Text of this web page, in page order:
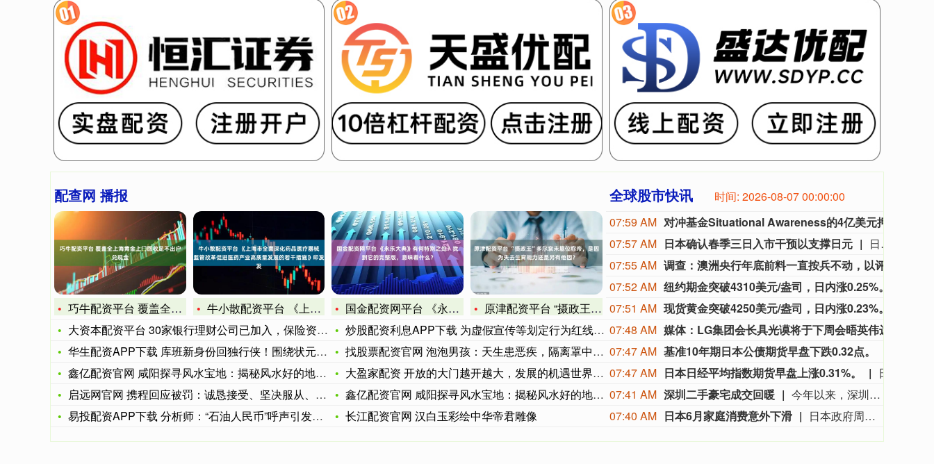
配查网 播报
巧牛配资平台 覆盖全上海黄金上门回收足不出户兑现金
牛小散配资平台 《上海市全面深化药品医疗器械监管改革促进医药
大资本配资平台 30家银行理财公司已加入，保险资管业协会更名
华生配资APP下载 库班新身份回独行侠！围绕状元重建，2大球
鑫亿配资官网 咸阳探寻风水宝地：揭秘风水好的地方，盘点藏风聚
启远网官网 携程回应被罚：诚恳接受、坚决服从、逐项推进、落实
易投配资APP下载 分析师：“石油人民币”呼声引发辩论，美元
国金配资网平台 《永乐大典》有何特别之处？找到它的完整版，意
原津配资平台 “摄政王”多尔衮未篡位称帝，是因为失去生育能力
炒股配资利息APP下载 为虚假宣传等划定行为红线，直播电商监
找股票配资官网 泡泡男孩：天生患恶疾，隔离罩中生活12年，死
大盈家配资 开放的大门越开越大，发展的机遇世界共享
鑫亿配资官网 咸阳探寻风水宝地：揭秘风水好的地方，盘点藏风聚
长江配资官网 汉白玉彩绘中华帝君雕像
全球股市快讯 时间: 2026-08-07 00:00:01
07:59 AM
07:57 AM 日本确认春季三日入市干预以支撑日元
日本表示，在春季黄金周假期期间曾三度干预汇市托举日元。本次操作跳出近期的“双轮干预”模式，额外增加一轮干预，意在最大限度对投资者形成心理震慑。日本财务省周五发布截至6月当季的每日干预数据显示，东京当局分别于4月30日、5月4日、5月6日买入日元。官方数据显示，三次干预投入规模依次为6.28万亿日元、7800亿日元、4.68万亿日元，创下日本为护盘日元进行汇市干预的历史最高规模。报告证实，尽管该时段内日元盘中至少出现五次大幅拉升，但除上述三日之外，并未开展其他平滑汇率操作。5月末的官方数据已显示，日本在此期间创下单月11.73万亿日元的干预投入纪录，部分资金或通过抛售包括美债在内的境外证券筹措。此前市场统计两次明确干预的资金规模，尚有约1.6万亿日元缺口，当时便预示存在第三次入市干预的可能性。
07:55 AM
07:52 AM
07:51 AM
07:48 AM
07:47 AM 基准10年期日本公债期货早盘下跌0.32点。
07:47 AM 日本日经平均指数期货早盘上涨0.31%。
07:41 AM 深圳二手豪宅成交回暖
今年以来，深圳豪宅市场热度持续攀升。除了多个豪宅新房项目持续热销，二手房市场上的豪宅成交也明显回暖。深圳贝壳研究院监测显示，7月总价1500万元以上二手豪宅签约量同比增长11%，达到近6年来的峰值。与此同时，总价千万级二手房成交均价为101504元/平方米，环比上涨5.7%，同比上涨8.4%。深圳贝壳研究院院长肖小平指出，深圳楼市“4·29新政”降低核心区购房门槛后，本地高净值家庭置换需求及外地资产配置客群入场增加，推动南山、福田核心区域高端物业成交持续升温，价格稳步抬升。另据深圳贝壳研究院的监测，今年前7个月深圳二手房成交42323套，与去年同期相比增长5.4%，创下近６年同期新高。不过，记者采访发现，在以刚需为主的二手房片区，“以价换量”仍是市场的主流。
07:40 AM 日本6月家庭消费意外下滑 日本政府周五公布数据显示，6月家庭消费同比意外走低，连续第七个月出现下降。日本总务省数据显示，家庭消费支出同比下降3.3%，市场预期中值为增长1%。经季节调整后，家庭消费环比下降6.4%，而市场预估为下降3.1%。该指标将成为日本央行考量最早于9月是否加息的重要参考依据。日本厚生劳动省本周公布的数据显示，6月实际工资同比增长1.6%，实现连续第六个月上涨。